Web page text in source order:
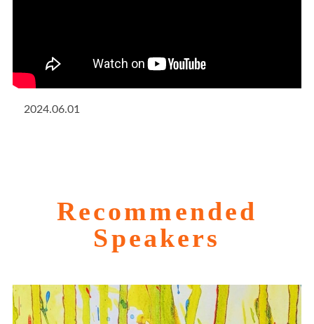
2024.06.01
Recommended
Speakers